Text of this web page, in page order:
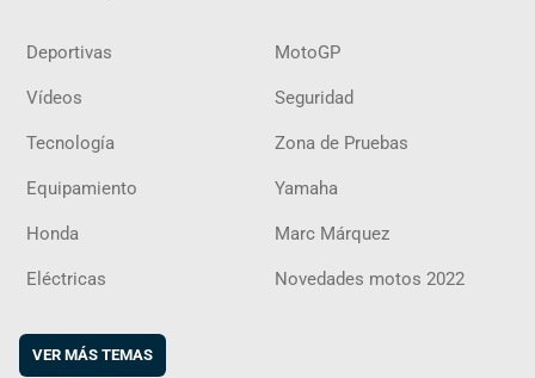
Deportivas MotoGP
Vídeos Seguridad
Tecnología Zona de Pruebas
Equipamiento Yamaha
Honda Marc Márquez
Eléctricas Novedades motos 2022
VER MÁS TEMAS